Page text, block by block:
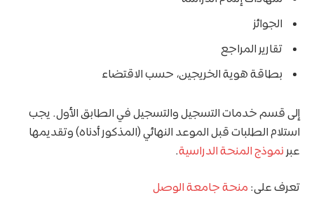
الجوائز
تقارير المراجع
بطاقة هوية الخريجين، حسب الاقتضاء
إلى قسم خدمات التسجيل والتسجيل في الطابق الأول. يجب
استلام الطلبات قبل الموعد النهائي (المذكور أدناه) وتقديمها
عبرنموذج المنحة الدراسية.
تعرف على: منحة جامعة الوصل